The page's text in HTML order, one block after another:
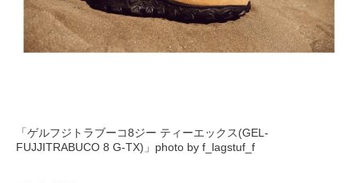
「ゲルフジトラブーコ8ジー ティーエックス(GEL-
FUJJITRABUCO 8 G-TX)」photo by f_lagstuf_f